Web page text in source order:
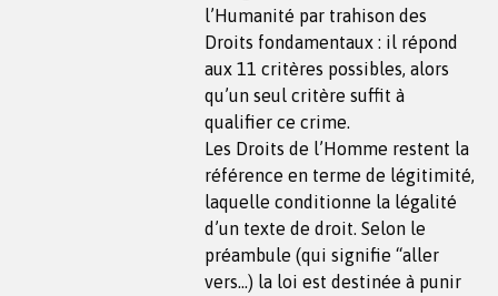
l’Humanité par trahison des
Droits fondamentaux : il répond
aux 11 critères possibles, alors
qu’un seul critère suffit à
qualifier ce crime.
Les Droits de l’Homme restent la
référence en terme de légitimité,
laquelle conditionne la légalité
d’un texte de droit. Selon le
préambule (qui signifie “aller
vers…) la loi est destinée à punir